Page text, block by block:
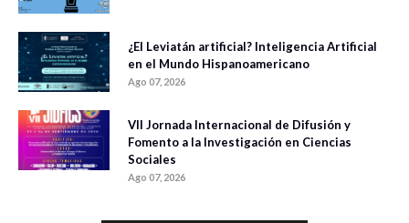
¿El Leviatán artificial? Inteligencia Artificial
en el Mundo Hispanoamericano
Ago 07, 2026
VII Jornada Internacional de Difusión y
Fomento a la Investigación en Ciencias
Sociales
Ago 07, 2026